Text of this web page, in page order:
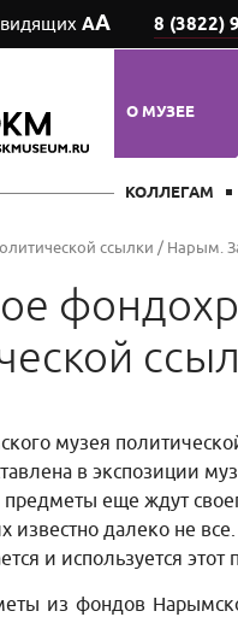
АА 8 (3822)
О МУЗЕЕ
КОЛЛЕГАМ
ссылки / Нарым.
музея
в экспозиции
предметы еще ждут
известно далеко не
и используется этот
из фондов